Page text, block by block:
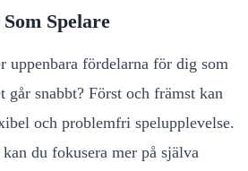
Spelare
uppenbara fördelarna för dig som
går snabbt? Först och främst kan
och problemfri spelupplevelse.
du fokusera mer på själva